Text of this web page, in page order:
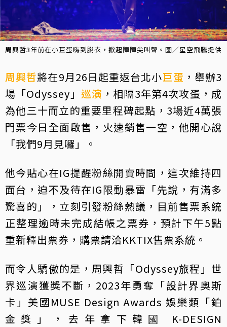
周興哲3年前在小巨蛋嗨到脫衣，掀起陣陣尖叫聲。圖／星空飛騰提供
周興哲將在9月26日起重返台北小巨蛋 ，舉辦3
場「Odyssey」 巡演 ，相隔3年第4次攻蛋，成
為他三十而立的重要里程碑起點，3場近4萬張
門票今日全面啟售，火速銷售一空，他開心說
「我們9月見囉」。
他今貼心在IG提醒粉絲開賣時間，這次維持四
面台，迫不及待在IG限動暴雷「先說，有滿多
驚喜的」，立刻引發粉絲熱議，目前售票系統
正整理逾時未完成結帳之票券，預計下午5點
重新釋出票券，購票請洽KKTIX售票系統。
而令人驕傲的是，周興哲「Odyssey旅程」世
界巡演獲獎不斷，2023年勇奪「設計界奧斯
卡」美國MUSE Design Awards 娛樂類「鉑
金獎」，去年拿下韓國 K-DESIGN